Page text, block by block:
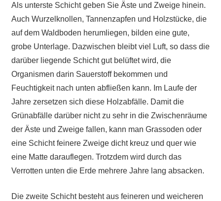
Als unterste Schicht geben Sie Äste und Zweige hinein.
Auch Wurzelknollen, Tannenzapfen und Holzstücke, die
auf dem Waldboden herumliegen, bilden eine gute,
grobe Unterlage. Dazwischen bleibt viel Luft, so dass die
darüber liegende Schicht gut belüftet wird, die
Organismen darin Sauerstoff bekommen und
Feuchtigkeit nach unten abfließen kann. Im Laufe der
Jahre zersetzen sich diese Holzabfälle. Damit die
Grünabfälle darüber nicht zu sehr in die Zwischenräume
der Äste und Zweige fallen, kann man Grassoden oder
eine Schicht feinere Zweige dicht kreuz und quer wie
eine Matte darauflegen. Trotzdem wird durch das
Verrotten unten die Erde mehrere Jahre lang absacken.
Die zweite Schicht besteht aus feineren und weicheren